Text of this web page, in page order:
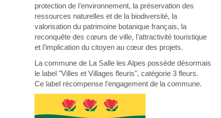
protection de l’environnement, la préservation des
ressources naturelles et de la biodiversité, la
valorisation du patrimoine botanique français, la
reconquête des cœurs de ville, l’attractivité touristique
et l’implication du citoyen au cœur des projets.
La commune de La Salle les Alpes possède désormais
le label "Villes et Villages fleuris", catégorie 3 fleurs.
Ce label récompense l’engagement de la commune.